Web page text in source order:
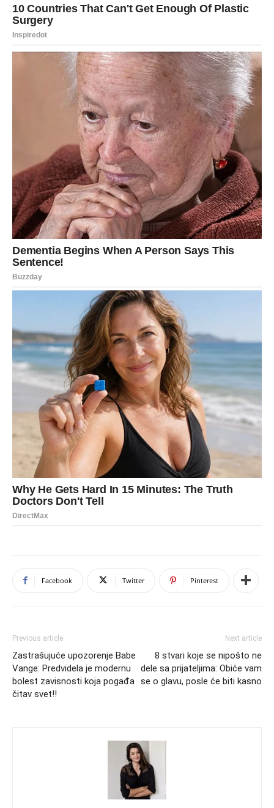
Facebook Twitter Pinterest
Previous article
Zastrašujuće upozorenje Babe
Vange: Predvidela je modernu
bolest zavisnosti koja pogađa
čitav svet!!
Next article
8 stvari koje se nipošto ne
dele sa prijateljima: Obiće vam
se o glavu, posle će biti kasno